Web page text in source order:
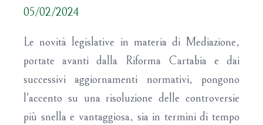
05/02/2024
Le novità legislative in materia di Mediazione,
portate avanti dalla Riforma Cartabia e dai
successivi aggiornamenti normativi, pongono
l'accento su una risoluzione delle controversie
più snella e vantaggiosa, sia in termini di tempo